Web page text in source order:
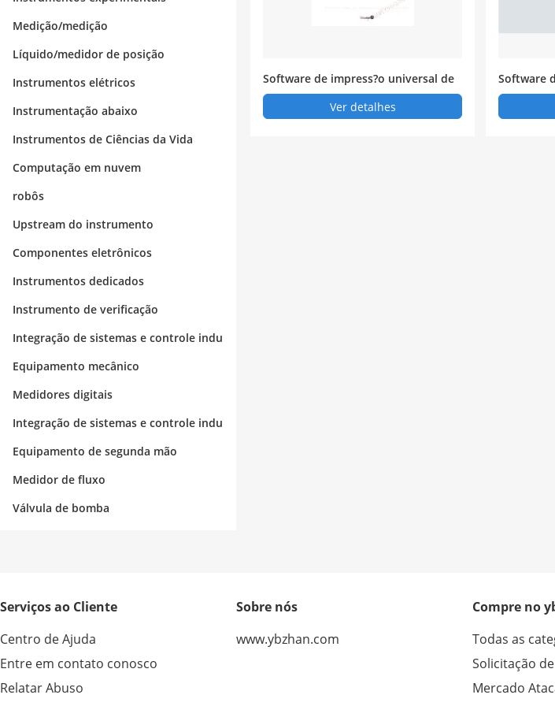
Medição/medição
Líquido/medidor de posição
Instrumentos elétricos
Instrumentação abaixo
Instrumentos de Ciências da Vida
Computação em nuvem
robôs
Upstream do instrumento
Componentes eletrônicos
Instrumentos dedicados
Instrumento de verificação
Integração de sistemas e controle indu
strial
Equipamento mecânico
Medidores digitais
Integração de sistemas e controle indu
strial
Equipamento de segunda mão
Medidor de fluxo
Válvula de bomba
Software de impress?o universal de
códigos de barras labelmatrix
Ver detalhes
Software
códigos
Serviços ao Cliente
Centro de Ajuda
Entre em contato conosco
Relatar Abuso
Sobre nós
www.ybzhan.com
Compre no
Todas as
Solicitação
Mercado